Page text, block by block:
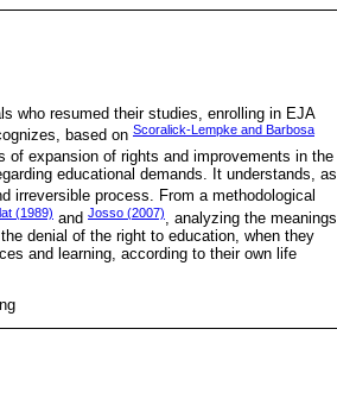
who resumed their studies, enrolling in EJA
based on Scoralick-Lempke and Barbosa
of expansion of rights and improvements in the
educational demands. It understands, as
irreversible process. From a methodological
(1989) and Josso (2007)
, analyzing the meanings
denial of the right to education, when they
and learning, according to their own life